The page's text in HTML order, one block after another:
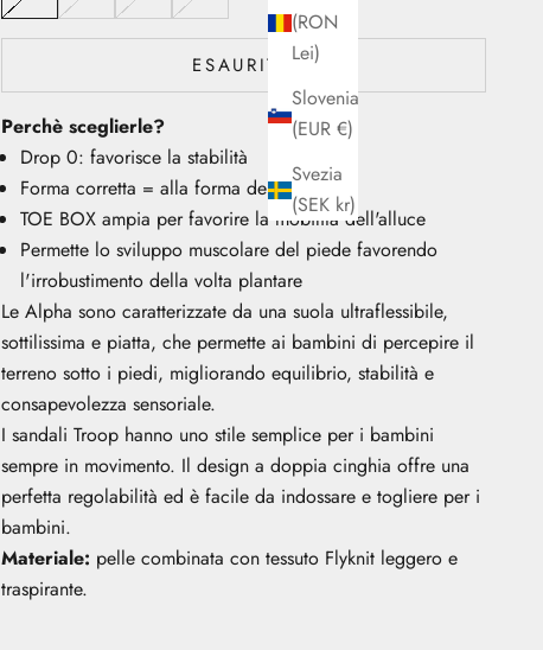
(RON
Lei)
Slovenia
(EUR €)
Svezia
(SEK kr)
ESAURITO
Perchè sceglierle?
Drop 0: favorisce la stabilità
Forma corretta = alla forma del piede
TOE BOX ampia per favorire la mobilità dell'alluce
Permette lo sviluppo muscolare del piede favorendo
l'irrobustimento della volta plantare
Le Alpha sono caratterizzate da una suola ultraflessibile,
sottilissima e piatta, che permette ai bambini di percepire il
terreno sotto i piedi, migliorando equilibrio, stabilità e
consapevolezza sensoriale.
I sandali Troop hanno uno stile semplice per i bambini
sempre in movimento. Il design a doppia cinghia offre una
perfetta regolabilità ed è facile da indossare e togliere per i
bambini.
Materiale: pelle combinata con tessuto Flyknit leggero e
traspirante.